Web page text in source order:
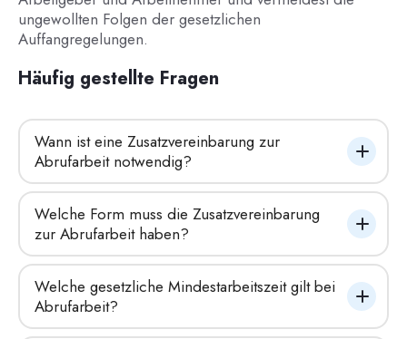
ungewollten Folgen der gesetzlichen
Auffangregelungen.
Häufig gestellte Fragen
Wann ist eine Zusatzvereinbarung zur
Abrufarbeit notwendig?
Welche Form muss die Zusatzvereinbarung
zur Abrufarbeit haben?
Welche gesetzliche Mindestarbeitszeit gilt bei
Abrufarbeit?